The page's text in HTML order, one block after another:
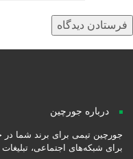
درباره جورچین
جورچین تیمی برای برند شما در
برای شبکه‌های اجتماعی، تبلیغات